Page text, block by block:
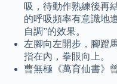
吸，待動作熟練後再
的呼吸頻率有意識地
自調”的效果。
左腳向左開步，腳蹬
指在內，拳眼向上。
曹無極《萬育仙書》